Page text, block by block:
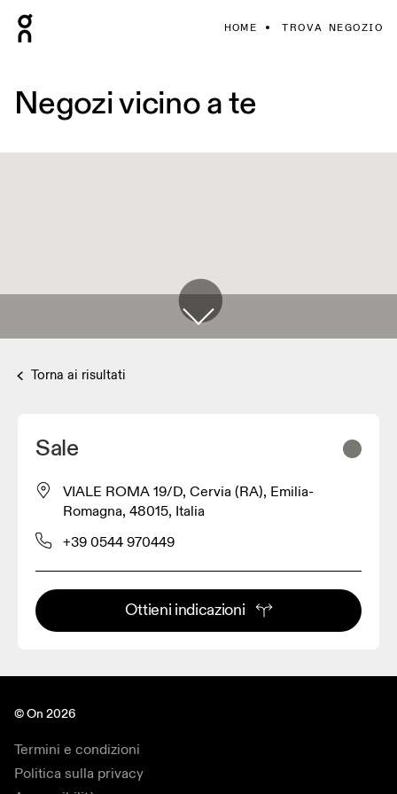
HOME TROVA NEGOZIO
Negozi vicino a te
Torna ai risultati
Sale
VIALE ROMA 19/D, Cervia (RA), Emilia-
Romagna, 48015, Italia
+39 0544 970449
Ottieni indicazioni
© On 2026
Termini e condizioni
Politica sulla privacy